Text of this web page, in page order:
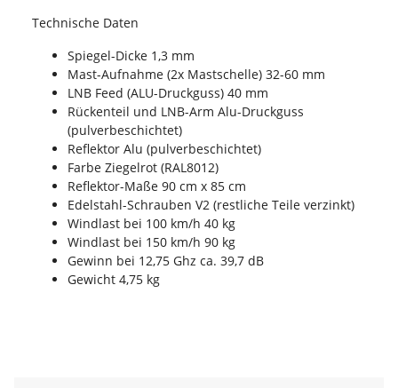
Technische Daten
Spiegel-Dicke 1,3 mm
Mast-Aufnahme (2x Mastschelle) 32-60 mm
LNB Feed (ALU-Druckguss) 40 mm
Rückenteil und LNB-Arm Alu-Druckguss
(pulverbeschichtet)
Reflektor Alu (pulverbeschichtet)
Farbe Ziegelrot (RAL8012)
Reflektor-Maße 90 cm x 85 cm
Edelstahl-Schrauben V2 (restliche Teile verzinkt)
Windlast bei 100 km/h 40 kg
Windlast bei 150 km/h 90 kg
Gewinn bei 12,75 Ghz ca. 39,7 dB
Gewicht 4,75 kg